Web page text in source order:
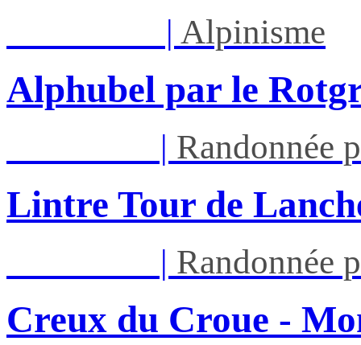
| Alpinisme
Alphubel par le
| Randonnée
Lintre Tour de
| Randonnée
Creux du Croue -